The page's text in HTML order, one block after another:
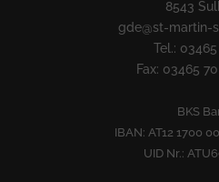
8543
gde@st-martin-
Tel.:
Fax: 03465
BKS
IBAN: AT12 1700
UID Nr.: